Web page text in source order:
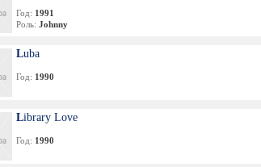
Год: 1991
Роль: Johnny
Luba
Год: 1990
Library Love
Год: 1990